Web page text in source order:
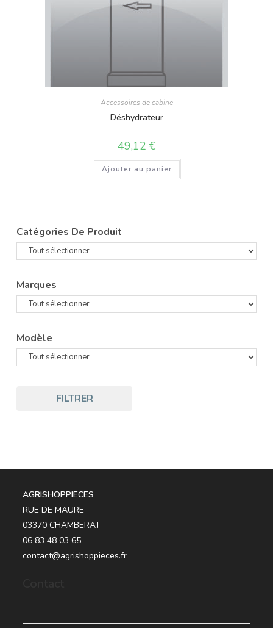
Accessoires de cabine
Déshydrateur
49,12 €
Ajouter au panier
Catégories De Produit
Marques
Modèle
FILTRER
AGRISHOPPIECES
RUE DE MAURE
03370 CHAMBERAT
06 83 48 03 65
contact@agrishoppieces.fr